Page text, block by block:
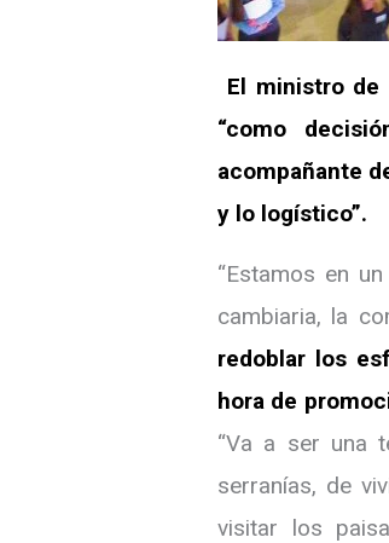
El ministro de
“como
acompañante
y lo logístico”.
“Estamos en
cambiaria, la
redoblar los
hora de
“Va a ser una
serranías, de
visitar los